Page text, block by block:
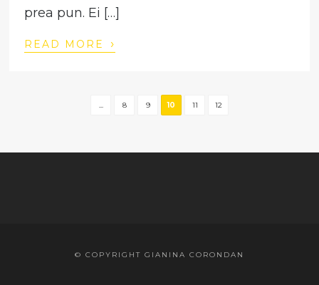
prea pun. Ei […]
READ MORE ›
... 8 9 10 11 12
© COPYRIGHT GIANINA CORONDAN